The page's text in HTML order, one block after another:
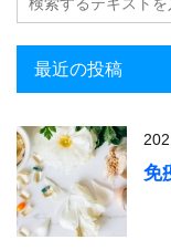
最近の投稿
免